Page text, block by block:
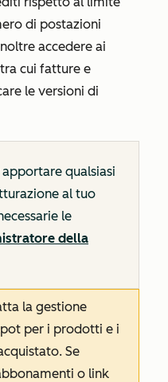
di postazioni
accedere ai
cui fatture e
le versioni di
apportare qualsiasi
al tuo
le
della
la gestione
per i prodotti e i
Se
o link